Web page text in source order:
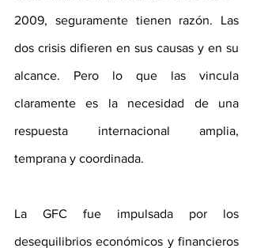
2009, seguramente tienen razón. Las
dos crisis difieren en sus causas y en su
alcance. Pero lo que las vincula
claramente es la necesidad de una
respuesta internacional amplia,
temprana y coordinada.
La GFC fue impulsada por los
desequilibrios económicos y financieros